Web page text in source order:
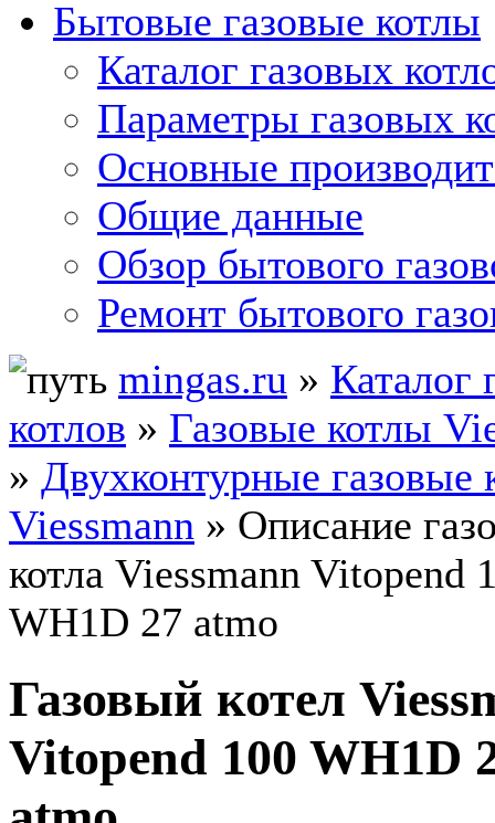
Бытовые газовые котлы
Каталог газовых
Параметры газовых
Основные
Общие данные
Обзор бытового
Ремонт бытового
mingas.ru » Каталог
котлов » Газовые котлы
» Двухконтурные газовые
Viessmann » Описание
котла Viessmann Vitopend
WH1D 27 atmo
Газовый котел
Vitopend 100 WH1D